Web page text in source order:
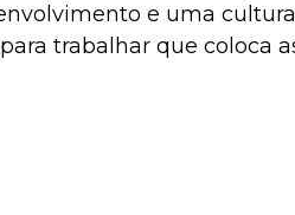
e uma
trabalhar que coloca